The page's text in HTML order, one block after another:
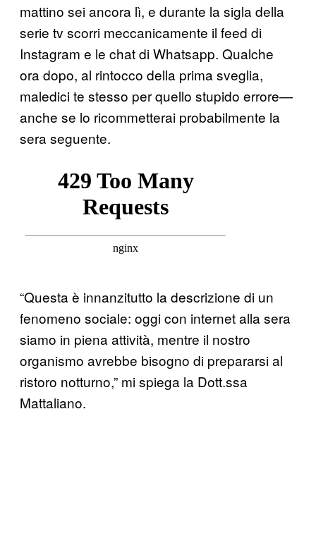
mattino sei ancora lì, e durante la sigla della
serie tv scorri meccanicamente il feed di
Instagram e le chat di Whatsapp. Qualche
ora dopo, al rintocco della prima sveglia,
maledici te stesso per quello stupido errore—
anche se lo ricommetterai probabilmente la
sera seguente.
“Questa è innanzitutto la descrizione di un
fenomeno sociale: oggi con internet alla sera
siamo in piena attività, mentre il nostro
organismo avrebbe bisogno di prepararsi al
ristoro notturno,” mi spiega la Dott.ssa
Mattaliano.